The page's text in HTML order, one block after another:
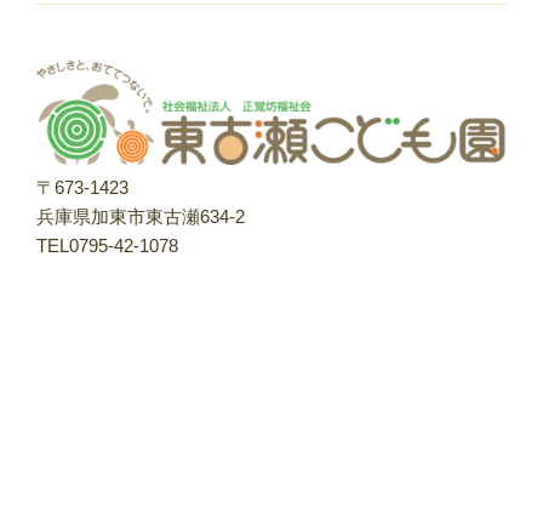
〒673-1423
兵庫県加東市東古瀬634-2
TEL0795-42-1078